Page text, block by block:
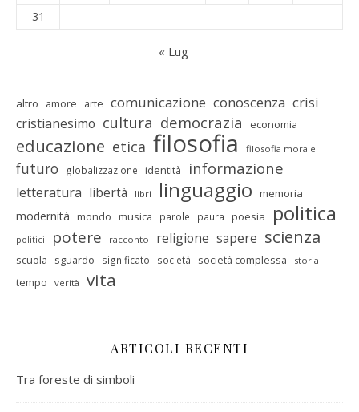
31
« Lug
altro amore arte comunicazione conoscenza crisi
cristianesimo cultura democrazia economia
educazione etica filosofia filosofia morale
futuro globalizzazione identità informazione
letteratura libertà libri linguaggio memoria
modernità mondo musica parole paura poesia politica
politici potere racconto religione sapere scienza
scuola sguardo significato società società complessa storia
tempo verità vita
ARTICOLI RECENTI
Tra foreste di simboli